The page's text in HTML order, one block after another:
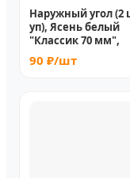
Наружный угол (2
уп), Ясень белый
"Классик 70 мм",
90 ₽/шт